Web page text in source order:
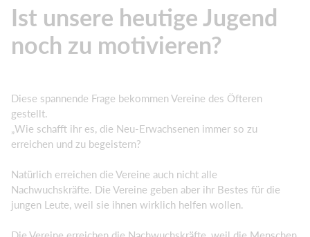
Ist unsere heutige Jugend
noch zu motivieren?
Diese spannende Frage bekommen Vereine des Öfteren
gestellt.
„Wie schafft ihr es, die Neu-Erwachsenen immer so zu
erreichen und zu begeistern?
Natürlich erreichen die Vereine auch nicht alle
Nachwuchskräfte. Die Vereine geben aber ihr Bestes für die
jungen Leute, weil sie ihnen wirklich helfen wollen.